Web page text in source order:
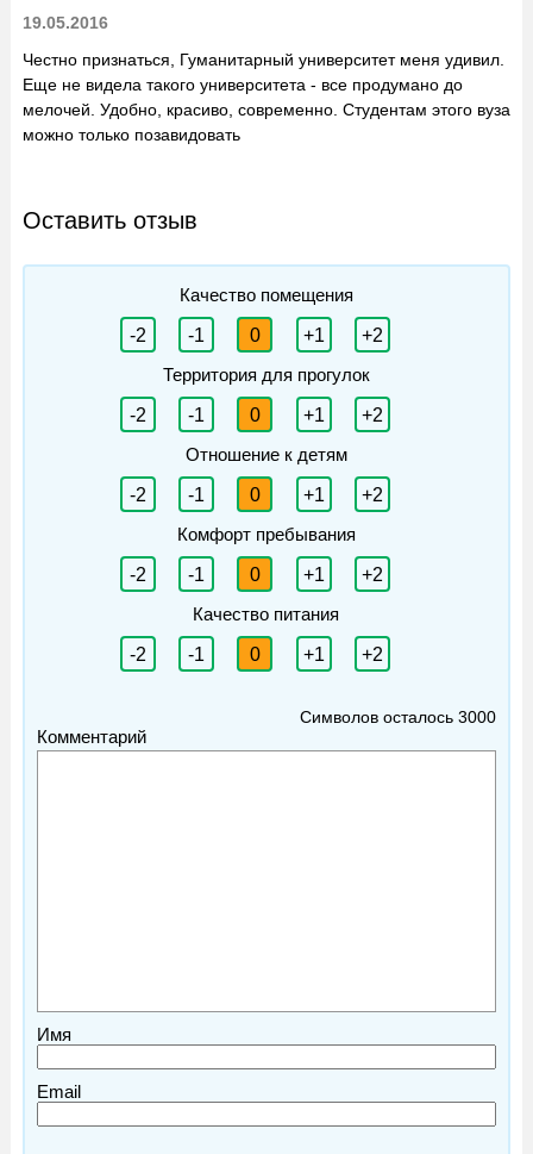
19.05.2016
Честно признаться, Гуманитарный университет меня удивил.
Еще не видела такого университета - все продумано до
мелочей. Удобно, красиво, современно. Студентам этого вуза
можно только позавидовать
Оставить отзыв
Качество помещения
-2
-1 0 +1
+2
Территория для прогулок
-2
-1 0 +1
+2
Отношение к детям
-2
-1 0 +1
+2
Комфорт пребывания
-2
-1 0 +1
+2
Качество питания
-2
-1 0 +1 +2
Символов осталось3000
Комментарий
Имя
Email